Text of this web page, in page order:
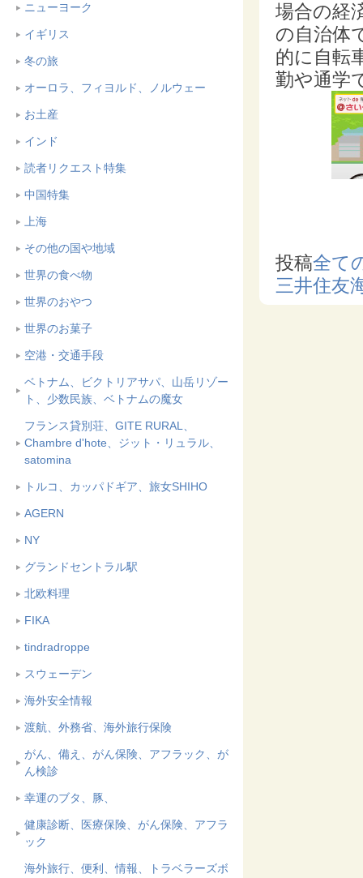
ニューヨーク
イギリス
冬の旅
オーロラ、フィヨルド、ノルウェー
お土産
インド
読者リクエスト特集
中国特集
上海
その他の国や地域
世界の食べ物
世界のおやつ
世界のお菓子
空港・交通手段
ベトナム、ビクトリアサパ、山岳リゾー
ト、少数民族、ベトナムの魔女
フランス貸別荘、GITE RURAL、
Chambre d'hote、ジット・リュラル、
satomina
トルコ、カッパドギア、旅女SHIHO
AGERN
NY
グランドセントラル駅
北欧料理
FIKA
tindradroppe
スウェーデン
海外安全情報
渡航、外務省、海外旅行保険
がん、備え、がん保険、アフラック、が
ん検診
幸運のブタ、豚、
健康診断、医療保険、がん保険、アフラ
ック
海外旅行、便利、情報、トラベラーズボ
場合の経
の自治体
的に自転
勤や通学
投稿全て
三井住友